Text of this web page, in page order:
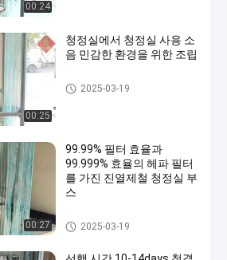
00:24
00:25
청정실에서 청정실 사용 소
음 민감한 환경을 위한 조립
청정실 부스
2025-03-19
00:27
99.99% 필터 효율과
99.999% 효율의 헤파 필터
를 가진 진열제철 청정실 부
스
청정실 부스
2025-03-19